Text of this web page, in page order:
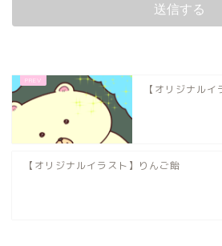
【オリジナル
【オリジナルイラスト】りんご飴